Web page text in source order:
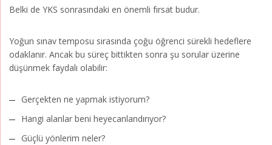
Belki de YKS sonrasındaki en önemli fırsat budur.
Yoğun sınav temposu sırasında çoğu öğrenci sürekli hedeflere
odaklanır. Ancak bu süreç bittikten sonra şu sorular üzerine
düşünmek faydalı olabilir:
Gerçekten ne yapmak istiyorum?
Hangi alanlar beni heyecanlandırıyor?
Güçlü yönlerim neler?